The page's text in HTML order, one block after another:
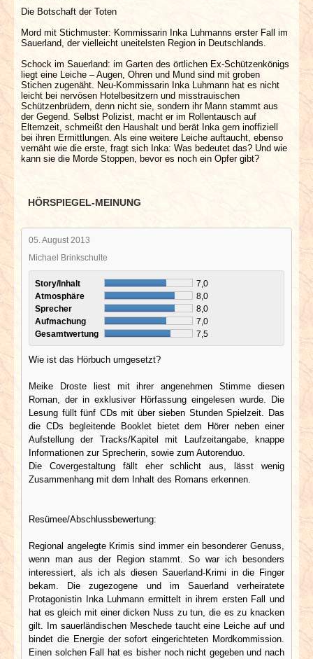
Die Botschaft der Toten
Mord mit Stichmuster: Kommissarin Inka Luhmanns erster Fall im
Sauerland, der vielleicht uneitelsten Region in Deutschlands.
Schock im Sauerland: im Garten des örtlichen Ex-Schützenkönigs
liegt eine Leiche – Augen, Ohren und Mund sind mit groben
Stichen zugenäht. Neu-Kommissarin Inka Luhmann hat es nicht
leicht bei nervösen Hotelbesitzern und misstrauischen
Schützenbrüdern, denn nicht sie, sondern ihr Mann stammt aus
der Gegend. Selbst Polizist, macht er im Rollentausch auf
Elternzeit, schmeißt den Haushalt und berät Inka gern inoffiziell
bei ihren Ermittlungen. Als eine weitere Leiche auftaucht, ebenso
vernäht wie die erste, fragt sich Inka: Was bedeutet das? Und wie
kann sie die Morde Stoppen, bevor es noch ein Opfer gibt?
HÖRSPIEGEL-MEINUNG
05. August 2013
Michael Brinkschulte
Story/Inhalt
7,0
Atmosphäre
8,0
Sprecher
8,0
Aufmachung
7,0
Gesamtwertung
7,5
Wie ist das Hörbuch umgesetzt?
Meike Droste liest mit ihrer angenehmen Stimme diesen
Roman, der in exklusiver Hörfassung eingelesen wurde. Die
Lesung füllt fünf CDs mit über sieben Stunden Spielzeit. Das
die CDs begleitende Booklet bietet dem Hörer neben einer
Aufstellung der Tracks/Kapitel mit Laufzeitangabe, knappe
Informationen zur Sprecherin, sowie zum Autorenduo.
Die Covergestaltung fällt eher schlicht aus, lässt wenig
Zusammenhang mit dem Inhalt des Romans erkennen.
Resümee/Abschlussbewertung:
Regional angelegte Krimis sind immer ein besonderer Genuss,
wenn man aus der Region stammt. So war ich besonders
interessiert, als ich als diesen Sauerland-Krimi in die Finger
bekam. Die zugezogene und im Sauerland verheiratete
Protagonistin Inka Luhmann ermittelt in ihrem ersten Fall und
hat es gleich mit einer dicken Nuss zu tun, die es zu knacken
gilt. Im sauerländischen Meschede taucht eine Leiche auf und
bindet die Energie der sofort eingerichteten Mordkommission.
Einen solchen Fall hat es bisher noch nicht gegeben und nach